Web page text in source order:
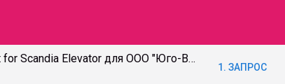
Закупка цепи SKANDIA и скребка plastic flight for Scandia Elevator для ООО "Юго-Восточная агрогруппа"
1. ЗАПРОС